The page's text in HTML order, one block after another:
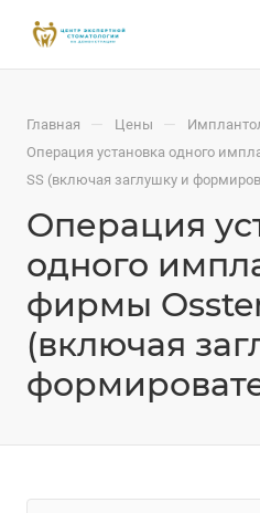
Главная — Цены —
Операция установка одного
SS (включая заглушку и
Операция
одного
фирмы
(включая